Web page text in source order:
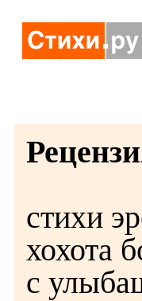
стихи
хохота
с